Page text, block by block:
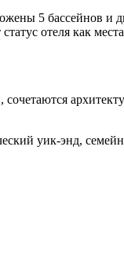
5 бассейнов и
отеля как
уик-энд,